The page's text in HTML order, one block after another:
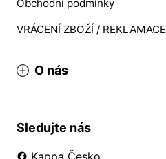
Obchodní podmínky
VRÁCENÍ ZBOŽÍ / REKLAMACE
O nás
Sledujte nás
Kappa Česko